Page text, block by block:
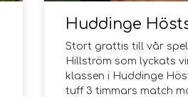
Huddinge
Stort grattis till vår
Hillström som lyckats
klassen i Huddinge
tuff 3 timmars match